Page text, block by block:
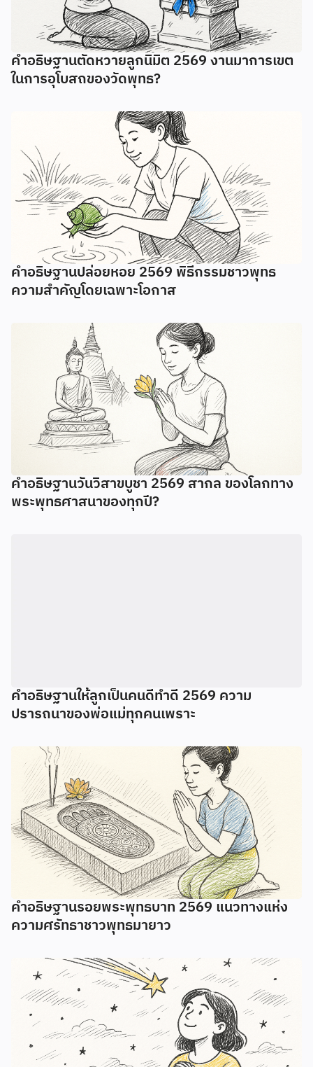
คำอธิษฐานตัดหวายลูกนิมิต 2569 งานมาการเขต
ในการอุโบสถของวัดพุทธ?
คำอธิษฐานปล่อยหอย 2569 พิธีกรรมชาวพุทธ
ความสำคัญโดยเฉพาะโอกาส
คำอธิษฐานวันวิสาขบูชา 2569 สากล ของโลกทาง
พระพุทธศาสนาของทุกปี?
คำอธิษฐานให้ลูกเป็นคนดีทำดี 2569 ความ
ปรารถนาของพ่อแม่ทุกคนเพราะ
คำอธิษฐานรอยพระพุทธบาท 2569 แนวทางแห่ง
ความศรัทธาชาวพุทธมายาว